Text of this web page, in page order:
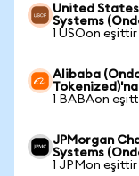
United States
Systems
1 USOon
Alibaba
Tokenized)'na
1 BABAon
JPMorgan
Systems
1 JPMon